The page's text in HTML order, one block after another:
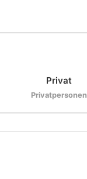
Privat
Privatpersonen